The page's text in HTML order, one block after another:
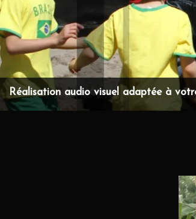
Réalisation audio visuel adaptée à